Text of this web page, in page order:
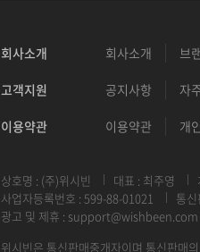
회사소개 회사소개 브
고객지원 공지사항 자
이용약관 이용약관 개
상호명 : (주)위시빈 대표 : 최주영
사업자등록번호 : 599-88-01021
통
광고 및 제휴 : support@wishbeen.com
위시빈은 통신판매중개자이며 통신판매